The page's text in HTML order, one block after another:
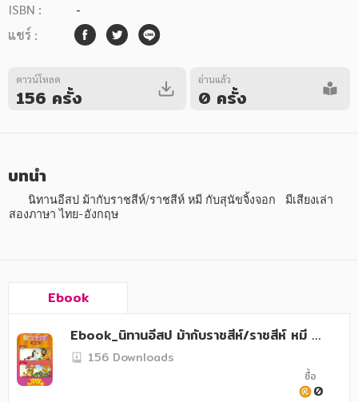
หมวดหมู่หนังสือ
หมวดหมู่ยอดนิยม
หนังสือเสียง
ศิลปะ บันเทิง กีฬา ท่องเที่ยว
สังคม วัฒนธรรม การปกครอง ศาสนาและปรัชญา
ศาสนา และปรัชญา
ISBN :
-
แชร์ :
ดาวน์โหลด
156 ครั้ง
อ่านแล้ว
0 ครั้ง
บทนำ
สองภาษา ไทย-อังกฤษ
Ebook
Ebook_นิทานอีสป ม้ากับราชสีห์/ราชสีห์ หมี กั
บสุนัขจิ้งจอ
156 Downloads
ซื้อ
0